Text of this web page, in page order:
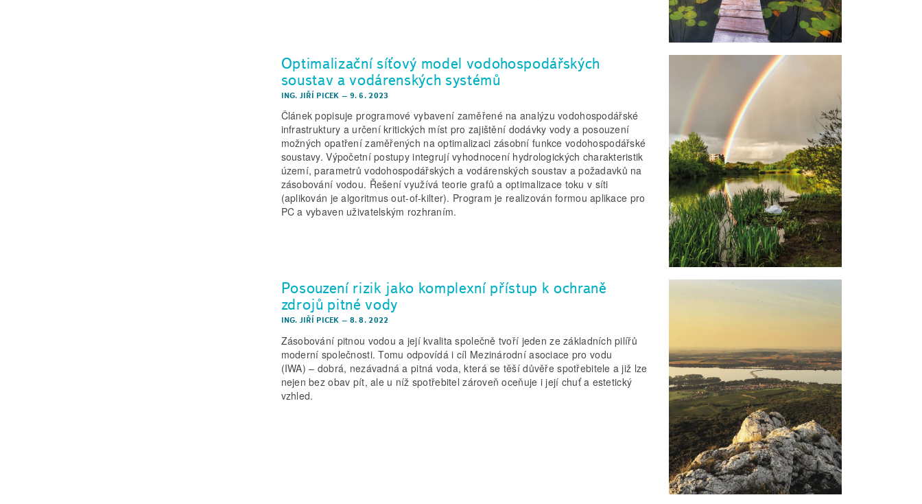
Optimalizační síťový model vodohospodářských
soustav a vodárenských systémů
ING. JIŘÍ PICEK – 9. 6. 2023
Článek popisuje programové vybavení zaměřené na analýzu vodohospodářské
infrastruktury a určení kritických míst pro zajištění dodávky vody a posouzení
možných opatření zaměřených na optimalizaci zásobní funkce vodohospodářské
soustavy. Výpočetní postupy integrují vyhodnocení hydrologických charakteristik
území, parametrů vodohospodářských a vodárenských soustav a požadavků na
zásobování vodou. Řešení využívá teorie grafů a optimalizace toku v síti
(aplikován je algoritmus out-of-kilter). Program je realizován formou aplikace pro
PC a vybaven uživatelským rozhraním.
Posouzení rizik jako komplexní přístup k ochraně
zdrojů pitné vody
ING. JIŘÍ PICEK – 8. 8. 2022
Zásobování pitnou vodou a její kvalita společně tvoří jeden ze základních pilířů
moderní společnosti. Tomu odpovídá i cíl Mezinárodní asociace pro vodu
(IWA) – dobrá, nezávadná a pitná voda, která se těší důvěře spotřebitele a již lze
nejen bez obav pít, ale u níž spotřebitel zároveň oceňuje i její chuť a estetický
vzhled.